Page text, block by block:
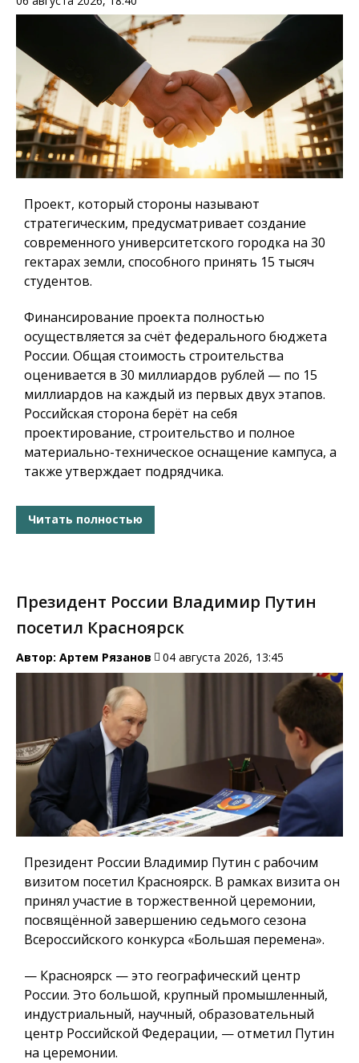
Проект, который стороны называют
стратегическим, предусматривает создание
современного университетского городка на 30
гектарах земли, способного принять 15 тысяч
студентов.
Финансирование проекта полностью
осуществляется за счёт федерального бюджета
России. Общая стоимость строительства
оценивается в 30 миллиардов рублей — по 15
миллиардов на каждый из первых двух этапов.
Российская сторона берёт на себя
проектирование, строительство и полное
материально-техническое оснащение кампуса, а
также утверждает подрядчика.
Читать полностью
Президент России Владимир Путин
посетил Красноярск
Автор: Артем Рязанов 04 августа 2026, 13:45
Президент России Владимир Путин с рабочим
визитом посетил Красноярск. В рамках визита он
принял участие в торжественной церемонии,
посвящённой завершению седьмого сезона
Всероссийского конкурса «Большая перемена».
— Красноярск — это географический центр
России. Это большой, крупный промышленный,
индустриальный, научный, образовательный
центр Российской Федерации, — отметил Путин
на церемонии.